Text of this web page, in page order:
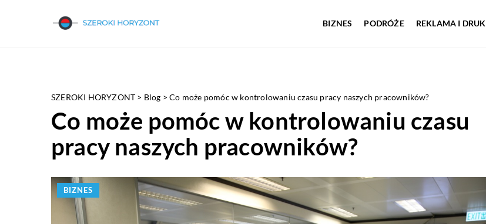
BIZNES PODRÓŻE REKLAMA I DRUK
SZEROKI HORYZONT > Blog >Co może pomóc w kontrolowaniu czasu pracy naszych pracowników?
Co może pomóc w kontrolowaniu czasu
pracy naszych pracowników?
BIZNES